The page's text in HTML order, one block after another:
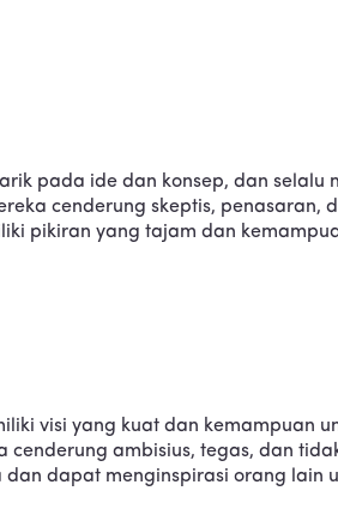
pada ide dan konsep, dan
cenderung skeptis,
pikiran yang tajam dan
visi yang kuat dan kemampuan
ambisius, tegas, dan
dapat menginspirasi orang lain